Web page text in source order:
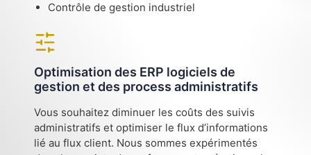
Contrôle de gestion industriel
Optimisation des ERP logiciels de
gestion et des process administratifs
Vous souhaitez diminuer les coûts des suivis
administratifs et optimiser le flux d’informations
lié au flux client. Nous sommes expérimentés